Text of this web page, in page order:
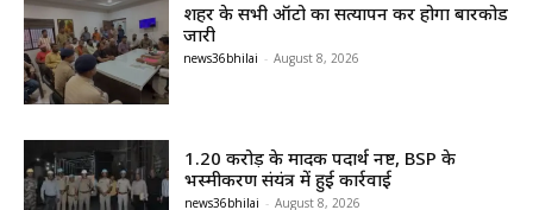
शहर के सभी ऑटो का सत्यापन कर होगा बारकोड
जारी
news36bhilai - August 8, 2026
1.20 करोड़ के मादक पदार्थ नष्ट, BSP के
भस्मीकरण संयंत्र में हुई कार्रवाई
news36bhilai - August 8, 2026